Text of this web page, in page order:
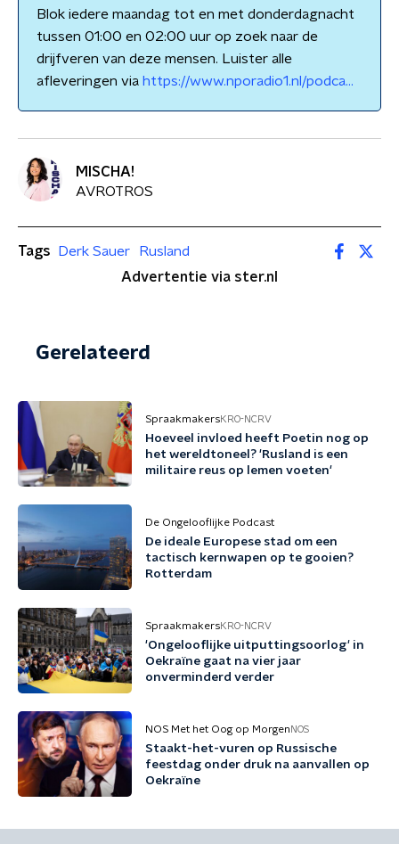
Blok iedere maandag tot en met donderdagnacht
tussen 01:00 en 02:00 uur op zoek naar de
drijfveren van deze mensen. Luister alle
afleveringen via https://www.nporadio1.nl/podca...
MISCHA!
AVROTROS
Tags Derk Sauer
Rusland
Advertentie via ster.nl
Gerelateerd
SpraakmakersKRO-NCRV
Hoeveel invloed heeft Poetin nog op
het wereldtoneel? 'Rusland is een
militaire reus op lemen voeten'
De Ongelooflijke Podcast
De ideale Europese stad om een
tactisch kernwapen op te gooien?
Rotterdam
SpraakmakersKRO-NCRV
'Ongelooflijke uitputtingsoorlog' in
Oekraïne gaat na vier jaar
onverminderd verder
NOS Met het Oog op Morgen NOS
Staakt-het-vuren op Russische
feestdag onder druk na aanvallen op
Oekraïne